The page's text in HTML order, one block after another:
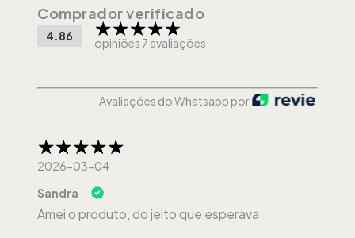
Comprador verificado
4.86 opiniões 7 avaliações
Avaliações do Whatsapp por
2026-03-04
Sandra
Amei o produto, do jeito que esperava